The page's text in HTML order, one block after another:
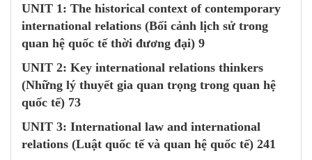
UNIT 1 : The historical context of contemporary
international relations (Bối cảnh lịch sử trong
quan hệ quốc tế thời đương đại) 9
UNIT 2: Key international relations thinkers
(Những lý thuyết gia quan trọng trong quan hệ
quốc tế) 73
UNIT 3: International law and international
relations (Luật quốc tế và quan hệ quốc tế) 241